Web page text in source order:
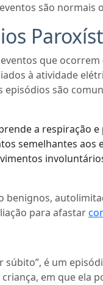
são normais
que
à atividade
episódios são
a respiração e
semelhantes aos
benignos,
para afastar
súbito”, é um
em que